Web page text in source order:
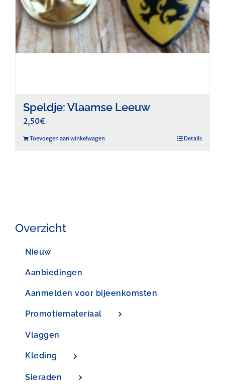
Speldje: Vlaamse Leeuw
2,50€
Toevoegen aan winkelwagen Details
Overzicht
Nieuw
Aanbiedingen
Aanmelden voor bijeenkomsten
Promotiemateriaal
Vlaggen
Kleding
Sieraden